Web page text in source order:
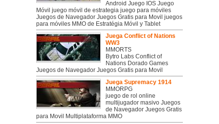
Android Juego IOS Juego
Móvil juego móvil de estrategia juego para móviles
Juegos de Navegador Juegos Gratis para Movil juegos
para móviles MMO de Estratégia Móvil y Tablet
Juega Conflict of Nations
WW3
MMORTS
Bytro Labs Conflict of
Nations Dorado Games
Juegos de Navegador Juegos Gratis para Movil
Juega Supremacy 1914
MMORPG
juego de rol online
multijugador masivo Juegos
de Navegador Juegos Gratis
para Movil Multiplataforma MMO